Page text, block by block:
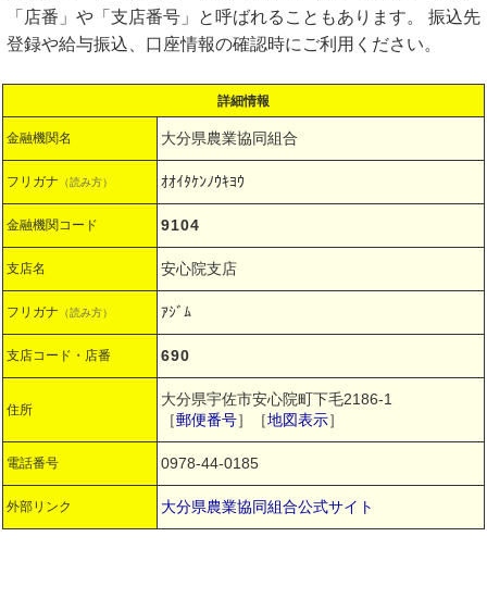
「店番」や「支店番号」と呼ばれることもあります。 振込先
登録や給与振込、口座情報の確認時にご利用ください。
詳細情報
金融機関名 大分県農業協同組合
フリガナ （読み方） ｵｵｲﾀｹﾝﾉｳｷﾖｳ
金融機関コード 9104
支店名 安心院支店
フリガナ （読み方） ｱｼﾞﾑ
支店コード・店番 690
住所
大分県宇佐市安心院町下毛2186-1
［郵便番号］［地図表示］
電話番号 0978-44-0185
外部リンク 大分県農業協同組合公式サイト